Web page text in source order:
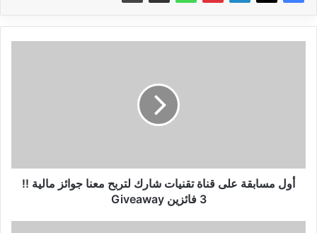
جوائز
ماليةأول مسابقة على قناة تقنيات شارك لتربح معنا جوائز مالية !!
3 فائزين Giveaway